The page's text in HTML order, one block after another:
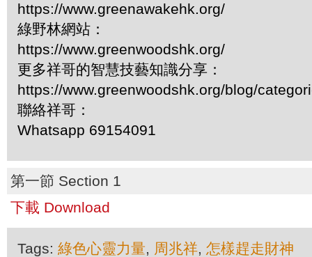
https://www.greenawakehk.org/
綠野林網站：
https://www.greenwoodshk.org/
更多祥哥的智慧技藝知識分享：
https://www.greenwoodshk.org/blog/
聯絡祥哥：
Whatsapp 69154091
第一節 Section 1
下載 Download
Tags: 綠色心靈力量, 周兆祥, 怎樣趕走財神